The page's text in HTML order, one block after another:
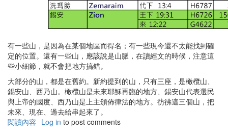
有一些山，是因為在某個地區而得名；有一些現今還不太能找到確
定的位置。還有一些山，應該說是山脈，在讀經文的時候，注意這
些小細節，就不會把地方搞錯。
大部分的山，都是在舊約。新約提到的山，只有三座，是橄欖山、
錫安山、西乃山。橄欖山是未來耶穌再臨的地方、錫安山代表選民
與上帝的國度、西乃山是上主頒佈律法的地方。彷彿這三個山，把
未來、現在、過去給串起來了。
閱讀內容 有Log in to post comments